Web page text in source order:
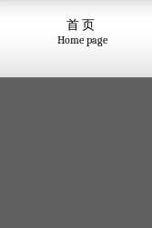
首页
Home page